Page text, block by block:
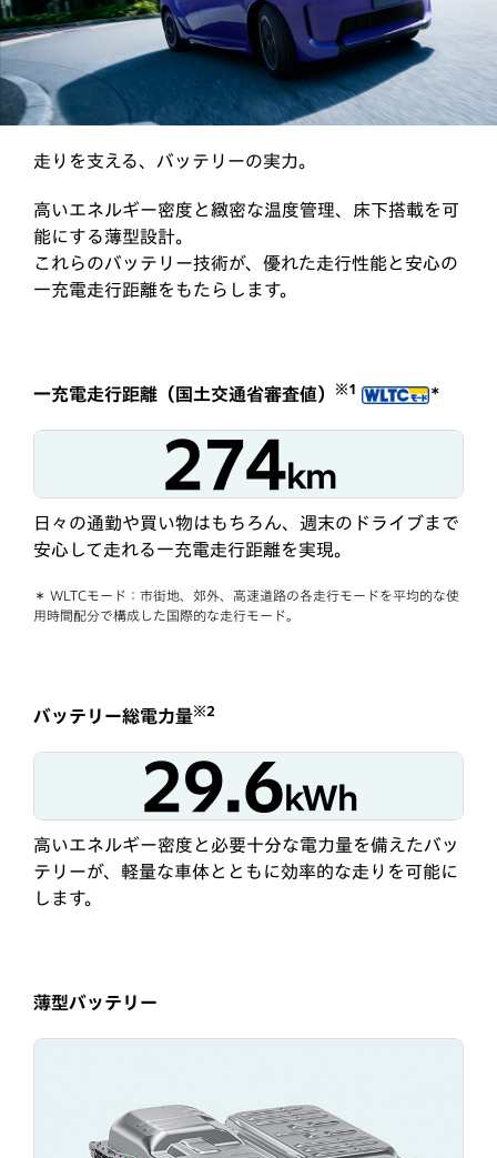
走りを支える、バッテリーの実力。
高いエネルギー密度と緻密な温度管理、床下搭載を可
能にする薄型設計。
これらのバッテリー技術が、優れた走行性能と安心の
一充電走行距離をもたらします。
一充電走行距離（国土交通省審査値） ※1 ＊
274 km
日々の通勤や買い物はもちろん、週末のドライブまで
安心して走れる一充電走行距離を実現。
＊ WLTCモード：市街地、郊外、高速道路の各走行モードを平均的な使
用時間配分で構成した国際的な走行モード。
バッテリー総電力量※2
29.6 kWh
高いエネルギー密度と必要十分な電力量を備えたバッ
テリーが、軽量な車体とともに効率的な走りを可能に
します。
薄型バッテリー